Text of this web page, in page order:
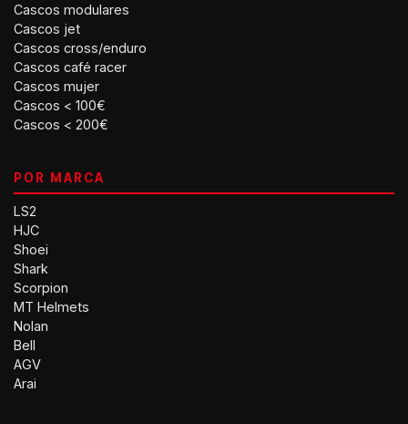
Cascos modulares
Cascos jet
Cascos cross/enduro
Cascos café racer
Cascos mujer
Cascos < 100€
Cascos < 200€
POR MARCA
LS2
HJC
Shoei
Shark
Scorpion
MT Helmets
Nolan
Bell
AGV
Arai